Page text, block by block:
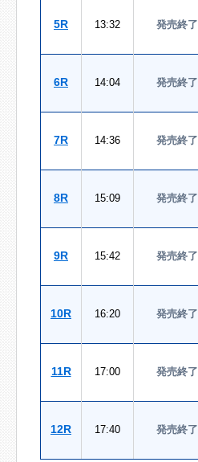
5R 13:32 発売終了
6R 14:04 発売終了
7R 14:36 発売終了
8R 15:09 発売終了
9R 15:42 発売終了
10R 16:20 発売終了
11R 17:00 発売終了
12R 17:40 発売終了